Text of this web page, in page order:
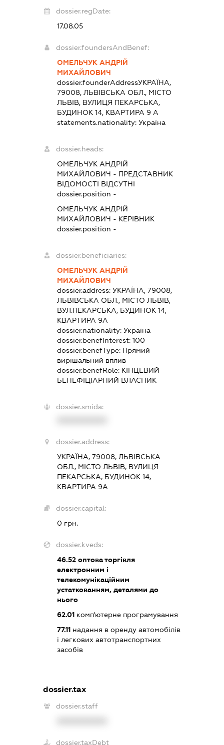
dossier.regDate:
17.08.05
dossier.foundersAndBenef:
ОМЕЛЬЧУК АНДРІЙ
МИХАЙЛОВИЧ
dossier.founderAddressУКРАЇНА,
79008, ЛЬВІВСЬКА ОБЛ., МІСТО
ЛЬВІВ, ВУЛИЦЯ ПЕКАРСЬКА,
БУДИНОК 14, КВАРТИРА 9 А
statements.nationality: Україна
dossier.heads:
ОМЕЛЬЧУК АНДРІЙ
МИХАЙЛОВИЧ - ПРЕДСТАВНИК
ВІДОМОСТІ ВІДСУТНІ
dossier.position -
ОМЕЛЬЧУК АНДРІЙ
МИХАЙЛОВИЧ - КЕРІВНИК
dossier.position -
dossier.beneficiaries:
ОМЕЛЬЧУК АНДРІЙ
МИХАЙЛОВИЧ
dossier.address: УКРАЇНА, 79008,
ЛЬВІВСЬКА ОБЛ., МІСТО ЛЬВІВ,
ВУЛ.ПЕКАРСЬКА, БУДИНОК 14,
КВАРТИРА 9А
dossier.nationality: Україна
dossier.benefInterest: 100
dossier.benefType: Прямий
вирішальний вплив
dossier.benefRole: КІНЦЕВИЙ
БЕНЕФІЦІАРНИЙ ВЛАСНИК
dossier.smida:
dossier.address:
УКРАЇНА, 79008, ЛЬВІВСЬКА
ОБЛ., МІСТО ЛЬВІВ, ВУЛИЦЯ
ПЕКАРСЬКА, БУДИНОК 14,
КВАРТИРА 9А
dossier.capital:
0 грн.
dossier.kveds:
46.52оптова торгівля
електронним і
телекомунікаційним
устаткованням, деталями до
нього
62.01комп'ютерне програмування
77.11надання в оренду автомобілів
і легкових автотранспортних
засобів
dossier.tax
dossier.staff
dossier.taxDebt